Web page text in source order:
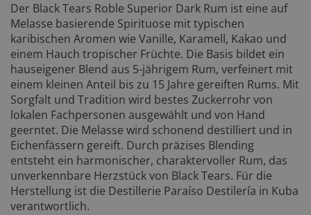
Der Black Tears Roble Superior Dark Rum ist eine auf
Melasse basierende Spirituose mit typischen
karibischen Aromen wie Vanille, Karamell, Kakao und
einem Hauch tropischer Früchte. Die Basis bildet ein
hauseigener Blend aus 5-jährigem Rum, verfeinert mit
einem kleinen Anteil bis zu 15 Jahre gereiften Rums. Mit
Sorgfalt und Tradition wird bestes Zuckerrohr von
lokalen Fachpersonen ausgewählt und von Hand
geerntet. Die Melasse wird schonend destilliert und in
Eichenfässern gereift. Durch präzises Blending
entsteht ein harmonischer, charaktervoller Rum, das
unverkennbare Herzstück von Black Tears. Für die
Herstellung ist die Destillerie Paraíso Destilería in Kuba
verantwortlich.